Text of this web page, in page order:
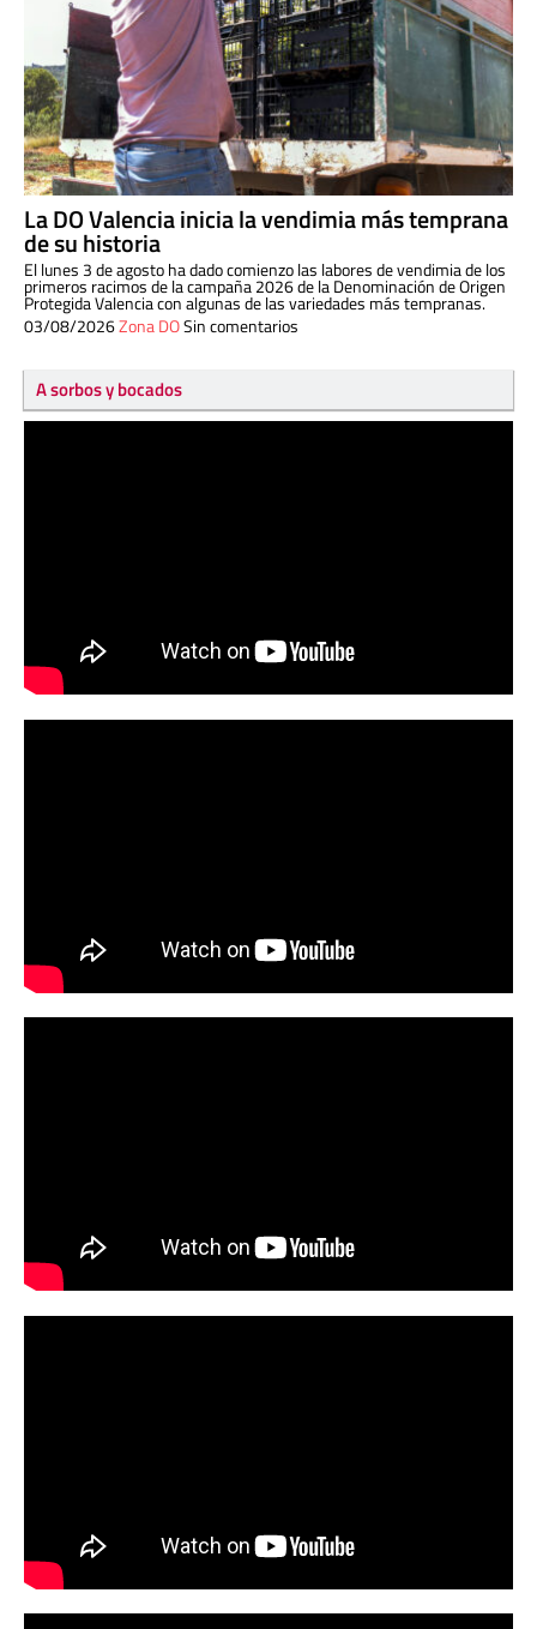
La DO Valencia inicia la vendimia más temprana
de su historia
El lunes 3 de agosto ha dado comienzo las labores de vendimia de los
primeros racimos de la campaña 2026 de la Denominación de Origen
Protegida Valencia con algunas de las variedades más tempranas.
03/08/2026Zona DOSin comentarios
A sorbos y bocados